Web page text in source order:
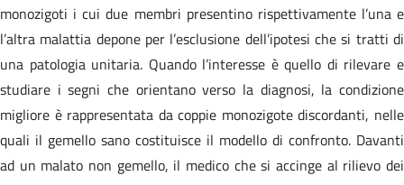
monozigoti i cui due membri presentino rispettivamente l’una e
l’altra malattia depone per l’esclusione dell’ipotesi che si tratti di
una patologia unitaria. Quando l’interesse è quello di rilevare e
studiare i segni che orientano verso la diagnosi, la condizione
migliore è rappresentata da coppie monozigote discordanti, nelle
quali il gemello sano costituisce il modello di confronto. Davanti
ad un malato non gemello, il medico che si accinge al rilievo dei